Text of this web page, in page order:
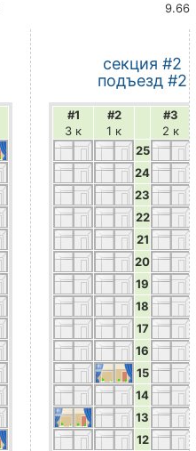
9.66
секция #2
подъезд #2
#1
3 к
#2
1 к
#3
2 к
25
24
23
22
21
20
19
18
17
16
15
14
13
12